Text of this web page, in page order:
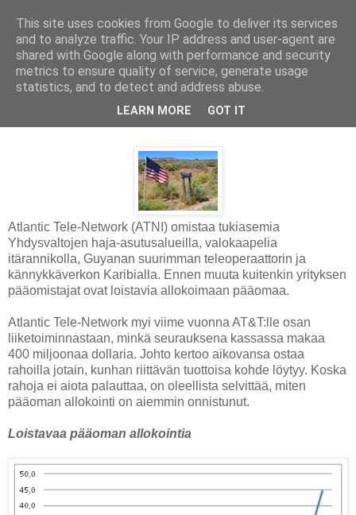
Sijoitin amerikkalaiseen teleoperaattoriin
Atlantic Tele-Network (ATNI) omistaa tukiasemia
Yhdysvaltojen haja-asutusalueilla, valokaapelia
itärannikolla, Guyanan suurimman teleoperaattorin ja
kännykkäverkon Karibialla. Ennen muuta kuitenkin yrityksen
pääomistajat ovat loistavia allokoimaan pääomaa.
Atlantic Tele-Network myi viime vuonna AT&T:lle osan
liiketoiminnastaan, minkä seurauksena kassassa makaa
400 miljoonaa dollaria. Johto kertoo aikovansa ostaa
rahoilla jotain, kunhan riittävän tuottoisa kohde löytyy. Koska
rahoja ei aiota palauttaa, on oleellista selvittää, miten
pääoman allokointi on aiemmin onnistunut.
Loistavaa pääoman allokointia
This site uses cookies from Google to deliver its services
and to analyze traffic. Your IP address and user-agent are
shared with Google along with performance and security
metrics to ensure quality of service, generate usage
statistics, and to detect and address abuse.
LEARN MORE GOT IT